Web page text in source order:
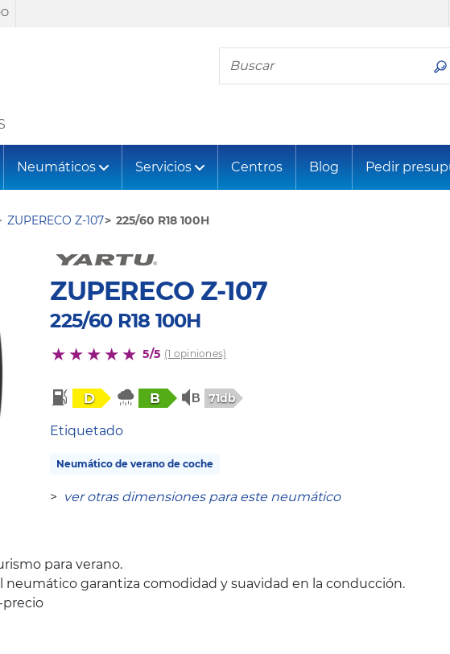
Busca tu neumático
Neumáticos Servicios Centros Blog Pedir
ZUPERECO Z-107 225/60 R18 100H
ZUPERECO Z-107
225/60 R18 100H
5/5 (1 opiniones)
D B 71db
Etiquetado
Neumático de verano de coche
> ver otras dimensiones para este neumático
para verano.
neumático garantiza comodidad y suavidad en la conducción.
precio